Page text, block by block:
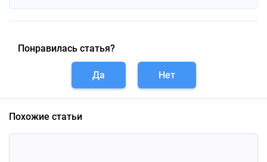
Понравилась статья?
Да Нет
Похожие статьи